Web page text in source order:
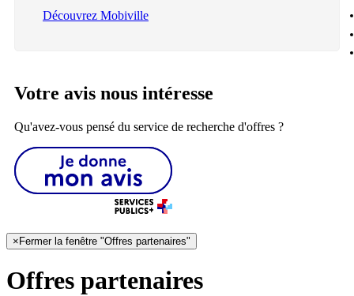
Découvrez Mobiville
Votre avis nous intéresse
Qu'avez-vous pensé du service de recherche d'offres ?
× Fermer la fenêtre "Offres partenaires"
Offres partenaires